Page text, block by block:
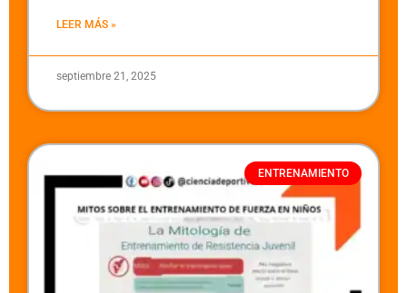
LEER MÁS »
septiembre 21, 2025
ENTRENAMIENTO